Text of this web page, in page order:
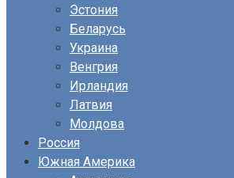
Эстония
Беларусь
Украина
Венгрия
Ирландия
Латвия
Молдова
Россия
Южная Америка